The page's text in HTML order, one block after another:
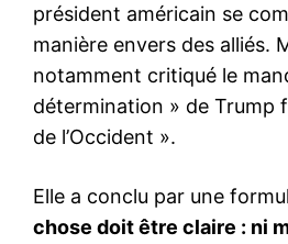
président américain se
manière envers des alliés.
notamment critiqué le
détermination » de Trump
de l’Occident ».
Elle a conclu par une
chose doit être claire : ni